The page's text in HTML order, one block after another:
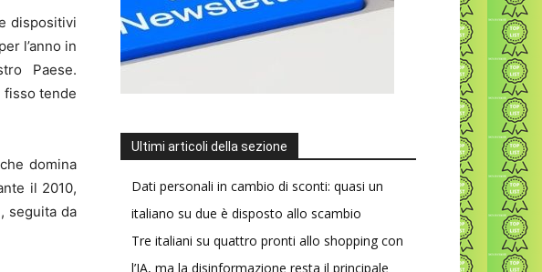
dispositivi
l’anno in
Paese.
fisso tende
domina
il 2010,
seguita da
Ultimi articoli della sezione
Dati personali in cambio di sconti: quasi un
italiano su due è disposto allo scambio
Tre italiani su quattro pronti allo shopping con
l’IA, ma la disinformazione resta il principale